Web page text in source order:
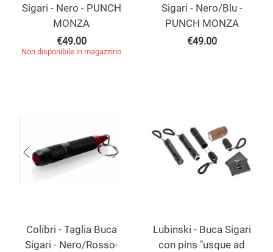
Sigari - Nero - PUNCH
MONZA
€49.00
Non disponibile in magazzino
Sigari - Nero/Blu -
PUNCH MONZA
€49.00
Colibri - Taglia Buca
Sigari - Nero/Rosso-
Lubinski - Buca Sigari
con pins "usque ad